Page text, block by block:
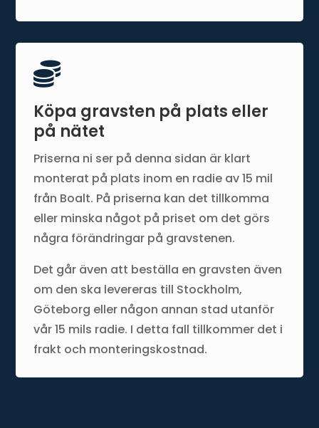

Köpa gravsten på plats eller
på nätet
Priserna ni ser på denna sidan är klart
monterat på plats inom en radie av 15 mil
från Boalt. På priserna kan det tillkomma
eller minska något på priset om det görs
några förändringar på gravstenen.
Det går även att beställa en gravsten även
om den ska levereras till Stockholm,
Göteborg eller någon annan stad utanför
vår 15 mils radie. I detta fall tillkommer det i
frakt och monteringskostnad.